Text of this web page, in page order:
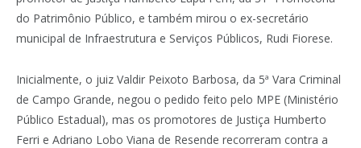
do Patrimônio Público, e também mirou o ex-secretário
municipal de Infraestrutura e Serviços Públicos, Rudi Fiorese.
Inicialmente, o juiz Valdir Peixoto Barbosa, da 5ª Vara Criminal
de Campo Grande, negou o pedido feito pelo MPE (Ministério
Público Estadual), mas os promotores de Justiça Humberto
Ferri e Adriano Lobo Viana de Resende recorreram contra a